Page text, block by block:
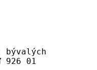
bývalých
926 01